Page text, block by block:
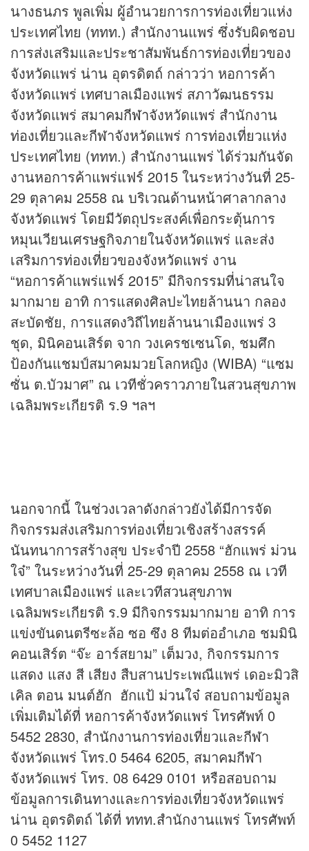
นางธนภร พูลเพิ่ม ผู้อำนวยการการท่องเที่ยวแห่ง
ประเทศไทย (ททท.) สำนักงานแพร่ ซึ่งรับผิดชอบ
การส่งเสริมและประชาสัมพันธ์การท่องเที่ยวของ
จังหวัดแพร่ น่าน อุตรดิตถ์ กล่าวว่า หอการค้า
จังหวัดแพร่ เทศบาลเมืองแพร่ สภาวัฒนธรรม
จังหวัดแพร่ สมาคมกีฬาจังหวัดแพร่ สำนักงาน
ท่องเที่ยวและกีฬาจังหวัดแพร่ การท่องเที่ยวแห่ง
ประเทศไทย (ททท.) สำนักงานแพร่ ได้ร่วมกันจัด
งานหอการค้าแพร่แฟร์ 2015 ในระหว่างวันที่ 25-
29 ตุลาคม 2558 ณ บริเวณด้านหน้าศาลากลาง
จังหวัดแพร่ โดยมีวัตถุประสงค์เพื่อกระตุ้นการ
หมุนเวียนเศรษฐกิจภายในจังหวัดแพร่ และส่ง
เสริมการท่องเที่ยวของจังหวัดแพร่ งาน
“หอการค้าแพร่แฟร์ 2015” มีกิจกรรมที่น่าสนใจ
มากมาย อาทิ การแสดงศิลปะไทยล้านนา กลอง
สะบัดชัย, การแสดงวิถีไทยล้านนาเมืองแพร่ 3
ชุด, มินิคอนเสิร์ต จาก วงเครชเซนโด, ชมศึก
ป้องกันแชมป์สมาคมมวยโลกหญิง (WIBA) “แซม
ซั่น ต.บัวมาศ” ณ เวทีชั่วคราวภายในสวนสุขภาพ
เฉลิมพระเกียรติ ร.9 ฯลฯ
นอกจากนี้ ในช่วงเวลาดังกล่าวยังได้มีการจัด
กิจกรรมส่งเสริมการท่องเที่ยวเชิงสร้างสรรค์
นันทนาการสร้างสุข ประจำปี 2558 “ฮักแพร่ ม่วน
ใจ๋” ในระหว่างวันที่ 25-29 ตุลาคม 2558 ณ เวที
เทศบาลเมืองแพร่ และเวทีสวนสุขภาพ
เฉลิมพระเกียรติ ร.9 มีกิจกรรมมากมาย อาทิ การ
แข่งขันดนตรีซะล้อ ซอ ซึง 8 ทีมต่ออำเภอ ชมมินิ
คอนเสิร์ต “จ๊ะ อาร์สยาม” เต็มวง, กิจกรรมการ
แสดง แสง สี เสียง สืบสานประเพณีแพร่ เดอะมิวสิ
เคิล ตอน มนต์ฮัก ฮักแป้ ม่วนใจ๋ สอบถามข้อมูล
เพิ่มเติมได้ที่ หอการค้าจังหวัดแพร่ โทรศัพท์ 0
5452 2830, สำนักงานการท่องเที่ยวและกีฬา
จังหวัดแพร่ โทร.0 5464 6205, สมาคมกีฬา
จังหวัดแพร่ โทร. 08 6429 0101 หรือสอบถาม
ข้อมูลการเดินทางและการท่องเที่ยวจังหวัดแพร่
น่าน อุตรดิตถ์ ได้ที่ ททท.สำนักงานแพร่ โทรศัพท์
0 5452 1127